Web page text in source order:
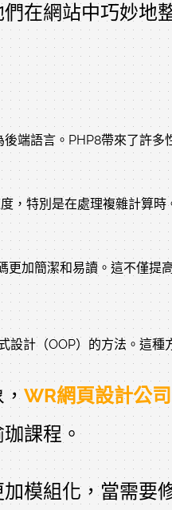
在網站中巧妙
端語言。PHP8帶來了許
，特別是在處理複雜計算
加簡潔和易讀。這不僅
計（OOP）的方法。這種
WR網頁設計公司
課程。
模組化，當需要